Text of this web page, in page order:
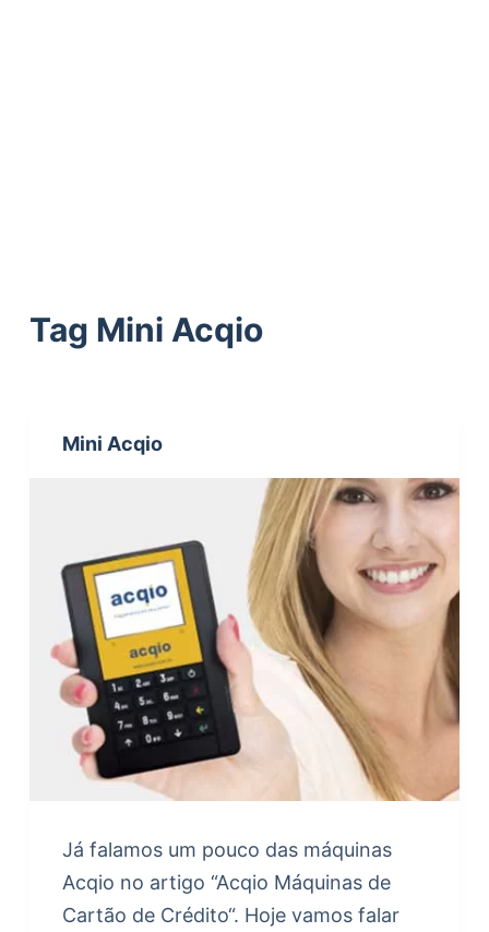
Tag Mini Acqio
Mini Acqio
Já falamos um pouco das máquinas
Acqio no artigo “Acqio Máquinas de
Cartão de Crédito“. Hoje vamos falar